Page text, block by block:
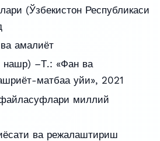
(Ўзбекистон Республикаси
амалиёт
нашр) –Т.: «Фан ва
матбаа уйи», 2021
миллий
ва режалаштириш